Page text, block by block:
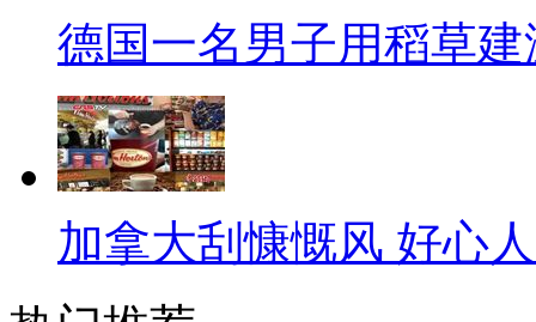
系。有多紧密呢？举个最简单
是为解决太空人排尿问题而发
洗尿布啊！
这人的衣食住行，哪一样没
好坏，是由厚重来决定的，而
了航天技术而变得更轻薄，保
德国一名男子用稻草建
加拿大刮慷慨风 好心